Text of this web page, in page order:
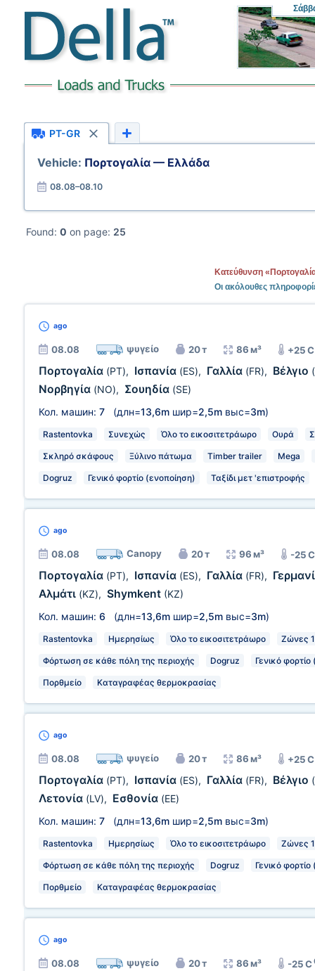
PT-GR
Vehicle: Πορτογαλία — Ελλάδα
08.08–08.10
Found: 0 on page: 25
Κατεύθυνση
Οι ακόλουθες
ago
08.08 ψυγείο 20 т 86 м³ +25 C
Πορτογαλία (PT), Ισπανία (ES), Γαλλία (FR), Βέλγιο
Νορβηγία (NO), Σουηδία (SE)
Кол. машин: 7 (длн=13,6m шир=2,5m выс=3m)
Rastentovka Συνεχώς Όλο το εικοσιτετράωρο Ουρά
Σκληρό σκάφους Ξύλινο πάτωμα Timber trailer Mega
Dogruz Γενικό φορτίο (ενοποίηση) Ταξίδι μετ 'επιστροφής
ago
08.08 Canopy 20 т 96 м³ -25
Πορτογαλία (PT), Ισπανία (ES), Γαλλία (FR),
Αλμάτι (KZ), Shymkent (KZ)
Кол. машин: 6 (длн=13,6m шир=2,5m выс=3m)
Rastentovka Ημερησίως Όλο το εικοσιτετράωρο Ζώνες
Φόρτωση σε κάθε πόλη της περιοχής Dogruz Γενικό
Πορθμείο Καταγραφέας θερμοκρασίας
ago
08.08 ψυγείο 20 т 86 м³ +25 C
Πορτογαλία (PT), Ισπανία (ES), Γαλλία (FR), Βέλγιο
Λετονία (LV), Εσθονία (EE)
Кол. машин: 7 (длн=13,6m шир=2,5m выс=3m)
Rastentovka Ημερησίως Όλο το εικοσιτετράωρο Ζώνες
Φόρτωση σε κάθε πόλη της περιοχής Dogruz Γενικό
Πορθμείο Καταγραφέας θερμοκρασίας
ago
08.08 ψυγείο 20 т 86 м³ -25 C